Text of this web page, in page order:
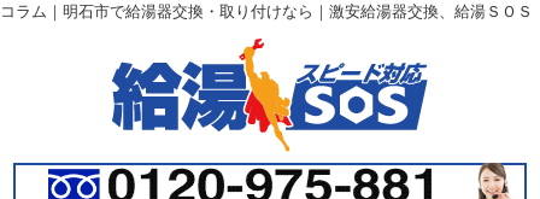
コラム｜明石市で給湯器交換・取り付けなら｜激安給湯器交換、給湯ＳＯＳ